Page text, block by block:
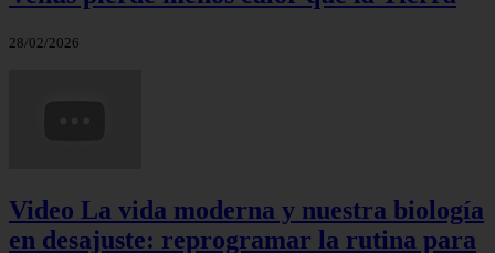
28/02/2026
Video La vida moderna y nuestra biología
en desajuste: reprogramar la rutina para